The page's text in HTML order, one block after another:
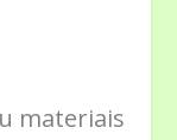
materiais